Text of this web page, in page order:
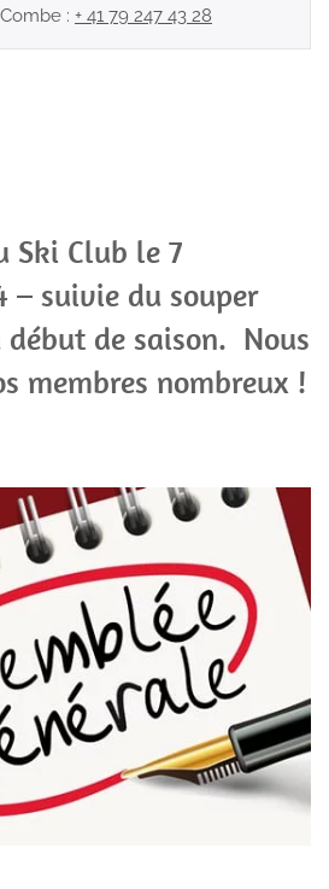
: + 41 79 247 43 28
Ski Club le 7
– suivie du souper
début de saison. Nous
membres nombreux !